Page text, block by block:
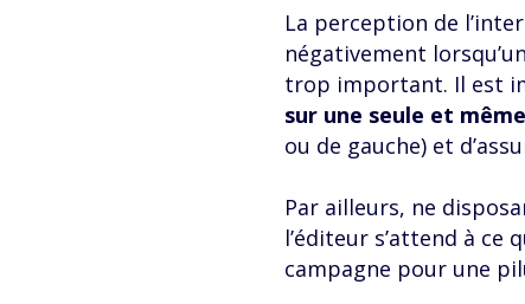
La perception de
négativement
trop important. Il est
sur une seule et
ou de gauche) et
Par ailleurs, ne
l’éditeur s’attend à ce
campagne pour une